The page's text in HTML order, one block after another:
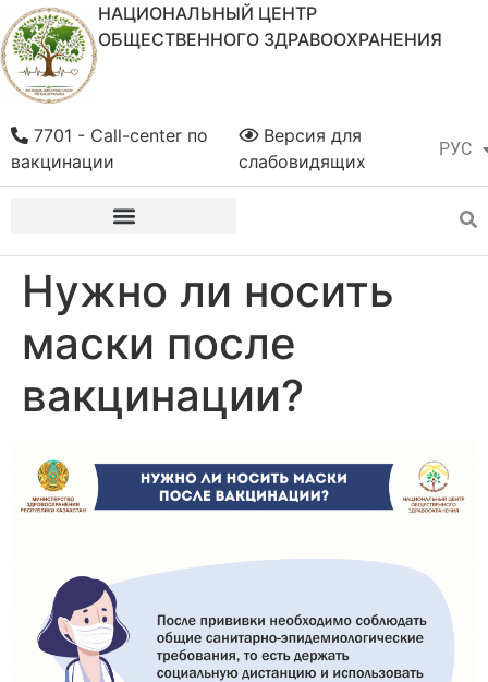
НАЦИОНАЛЬНЫЙ ЦЕНТР
ОБЩЕСТВЕННОГО ЗДРАВООХРАНЕНИЯ
РУС
ҚАЗ
Версия для
слабовидящих
7701 - Call-center по
вакцинации
Нужно ли носить
маски после
вакцинации?